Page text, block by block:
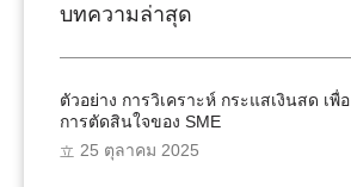
บทความล่าสุด
ตัวอย่าง การวิเคราะห์ กระแสเงินสด เพื่อ
การตัดสินใจของ SME
25 ตุลาคม 2025